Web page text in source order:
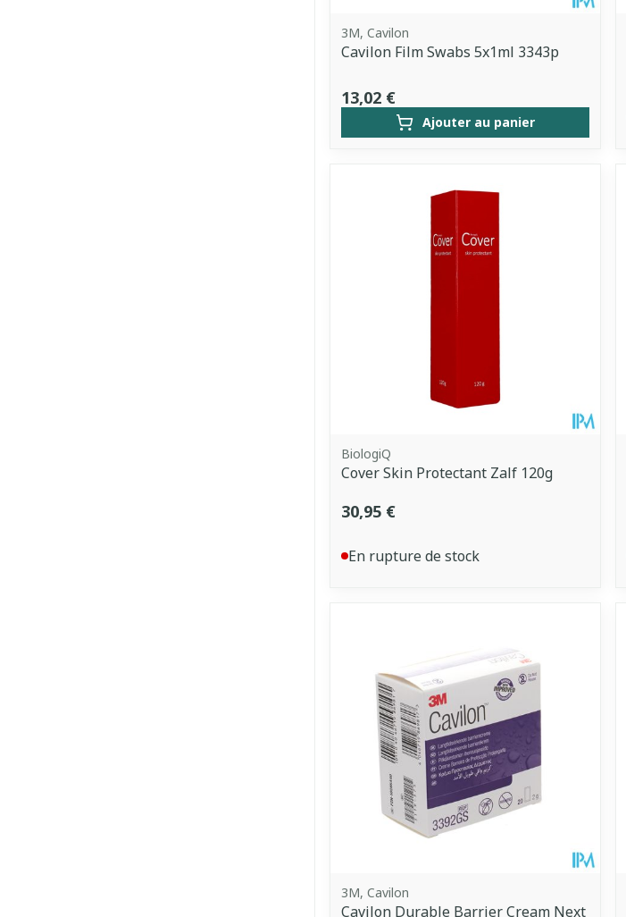
3M, Cavilon
Cavilon Film Swabs 5x1ml 3343p
13,02 €
Ajouter au panier
BiologiQ
Cover Skin Protectant Zalf 120g
30,95 €
En rupture de stock
3M, Cavilon
Cavilon Durable Barrier Cream Next